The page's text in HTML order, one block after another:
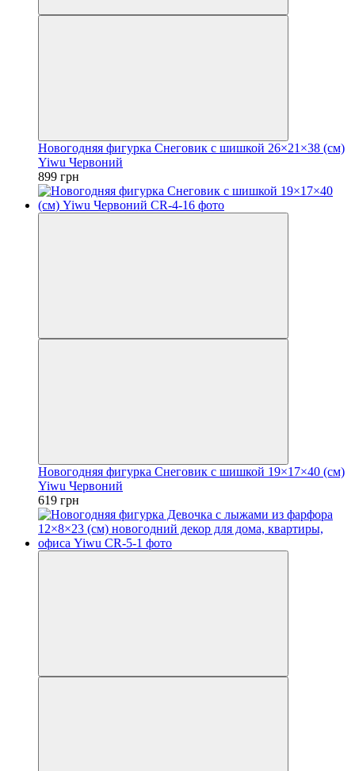
Новогодняя фигурка Снеговик с шишкой 26×21×38 (см)
Yiwu Червоний
899 грн
Новогодняя фигурка Снеговик с шишкой 19×17×40 (см)
Yiwu Червоний
619 грн